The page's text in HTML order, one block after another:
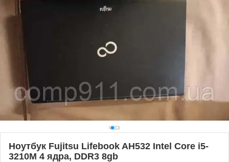
Ноутбук Fujitsu Lifebook AH532 Intel Core i5-
3210M 4 ядра, DDR3 8gb